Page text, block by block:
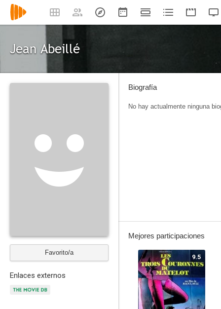
Jean Abeillé
Favorito/a
Enlaces externos
Biografía
No hay actualmente ninguna
Mejores participaciones
9.5